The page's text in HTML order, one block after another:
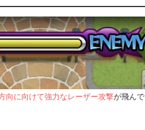
向に向けて強力なレーザー攻撃が飛んで